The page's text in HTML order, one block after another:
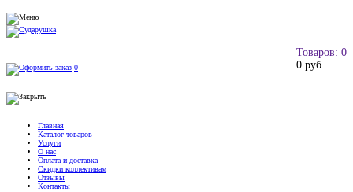
Товаров: 0
0 руб.
0
Главная
Каталог товаров
Услуги
О нас
Оплата и доставка
Скидки коллективам
Отзывы
Контакты